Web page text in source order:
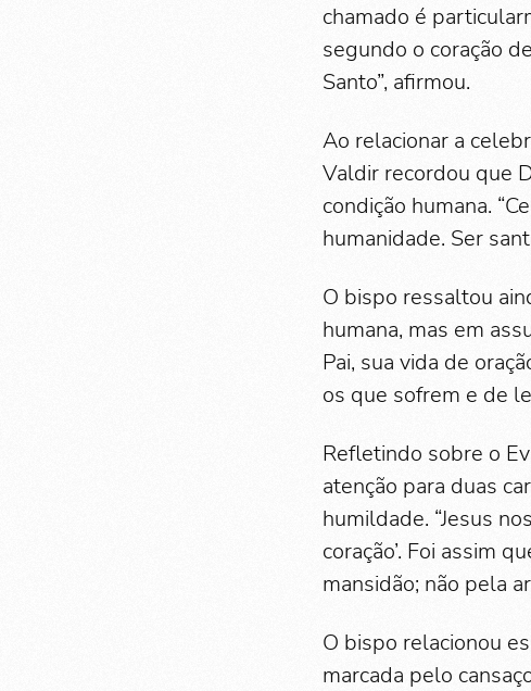
chamado é
segundo o coração
Santo”, afirmou.
Ao relacionar a
Valdir recordou que
condição humana.
humanidade. Ser
O bispo ressaltou
humana, mas em
Pai, sua vida de
os que sofrem e de
Refletindo sobre o
atenção para duas
humildade. “Jesus
coração’. Foi assim
mansidão; não pela
O bispo relacionou
marcada pelo